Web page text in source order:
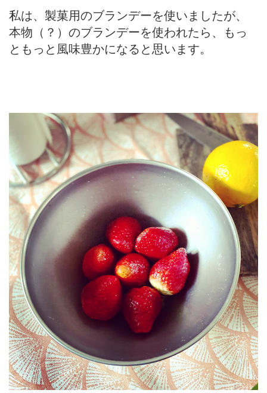
私は、製菓用のブランデーを使いましたが、
本物（？）のブランデーを使われたら、もっ
ともっと風味豊かになると思います。